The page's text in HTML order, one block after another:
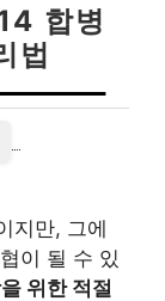
합병
법
지만, 그에
이 될 수 있
위한 적절